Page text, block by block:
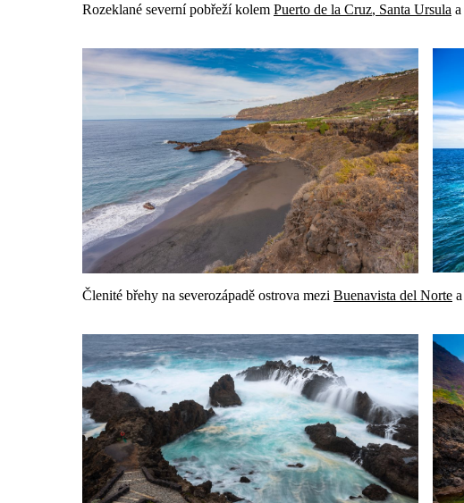
Rozeklané severní pobřeží kolem Puerto de la Cruz, Santa Ursula a
Členité břehy na severozápadě ostrova mezi Buenavista del Norte a